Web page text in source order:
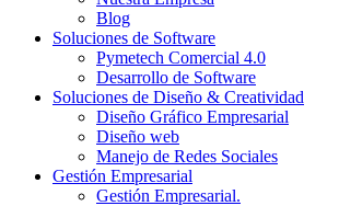
Blog
Soluciones de Software
Pymetech Comercial 4.0
Desarrollo de Software
Soluciones de Diseño & Creatividad
Diseño Gráfico Empresarial
Diseño web
Manejo de Redes Sociales
Gestión Empresarial
Gestión Empresarial.